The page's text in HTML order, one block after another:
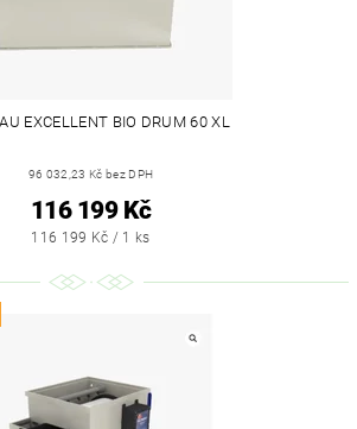
EXCELLENT BIO DRUM 60 XL
96 032,23 Kč bez DPH
116 199 Kč
116 199 Kč / 1 ks